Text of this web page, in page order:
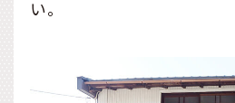
い。